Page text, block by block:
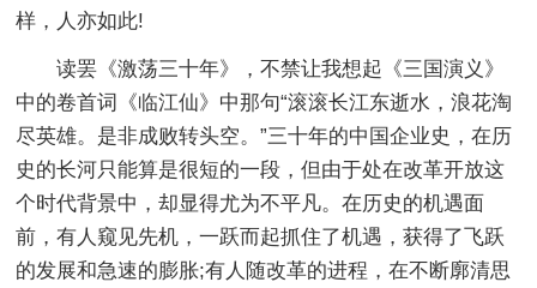
样，人亦如此!
读罢《激荡三十年》，不禁让我想起《三国演义》
中的卷首词《临江仙》中那句“滚滚长江东逝水，浪花淘
尽英雄。是非成败转头空。”三十年的中国企业史，在历
史的长河只能算是很短的一段，但由于处在改革开放这
个时代背景中，却显得尤为不平凡。在历史的机遇面
前，有人窥见先机，一跃而起抓住了机遇，获得了飞跃
的发展和急速的膨胀;有人随改革的进程，在不断廓清思